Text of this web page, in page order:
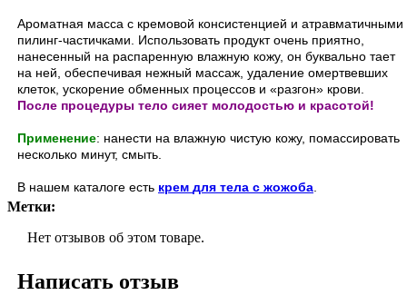
Ароматная масса с кремовой консистенцией и атравматичными
пилинг-частичками. Использовать продукт очень приятно,
нанесенный на распаренную влажную кожу, он буквально тает
на ней, обеспечивая нежный массаж, удаление омертвевших
клеток, ускорение обменных процессов и «разгон» крови.
После процедуры тело сияет молодостью и красотой!
Применение: нанести на влажную чистую кожу, помассировать
несколько минут, смыть.
В нашем каталоге есть крем для тела с жожоба
Метки:
Нет отзывов об этом товаре.
Написать отзыв